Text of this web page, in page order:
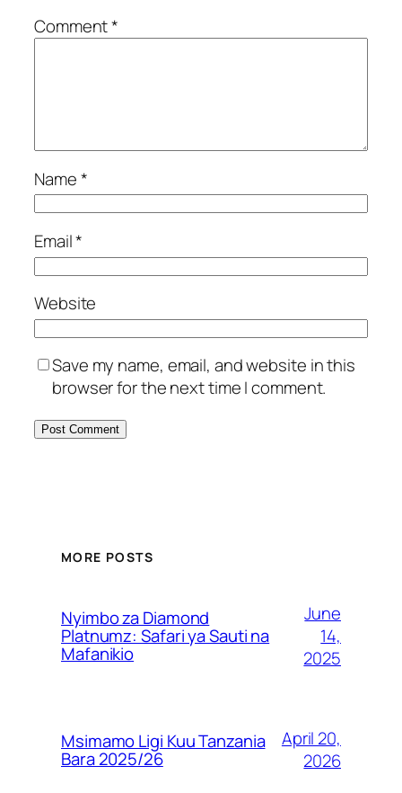
Comment*
Name*
Email*
Website
Save my name, email, and website in this
browser for the next time I comment.
MORE POSTS
Nyimbo za Diamond
Platnumz: Safari ya Sauti na
Mafanikio
June
14,
2025
Msimamo Ligi Kuu Tanzania
Bara 2025/26
April 20,
2026